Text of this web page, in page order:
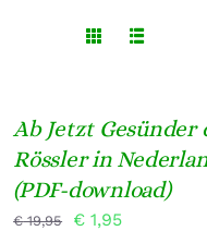
Ab Jetzt Gesünder
Rössler in
(PDF-download)
€19,95
Oorspronkelijke
€ 1,95Huidige